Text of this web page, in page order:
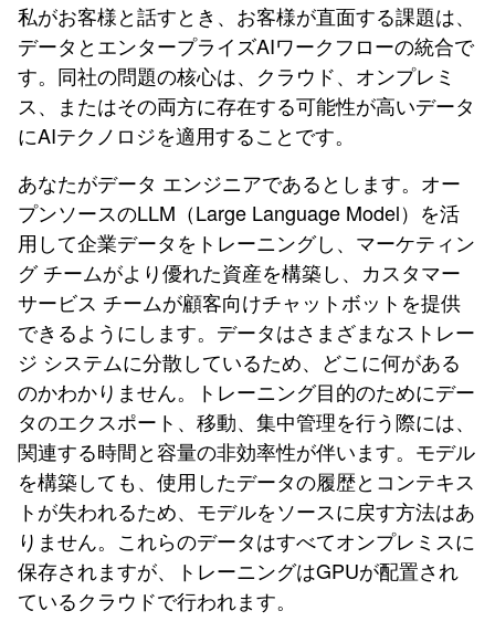
私がお客様と話すとき、お客様が直面する課題は、
データとエンタープライズAIワークフローの統合で
す。同社の問題の核心は、クラウド、オンプレミ
ス、またはその両方に存在する可能性が高いデータ
にAIテクノロジを適用することです。
あなたがデータ エンジニアであるとします。オー
プンソースのLLM（Large Language Model）を活
用して企業データをトレーニングし、マーケティン
グ チームがより優れた資産を構築し、カスタマー
サービス チームが顧客向けチャットボットを提供
できるようにします。データはさまざまなストレー
ジ システムに分散しているため、どこに何がある
のかわかりません。トレーニング目的のためにデー
タのエクスポート、移動、集中管理を行う際には、
関連する時間と容量の非効率性が伴います。モデル
を構築しても、使用したデータの履歴とコンテキス
トが失われるため、モデルをソースに戻す方法はあ
りません。これらのデータはすべてオンプレミスに
保存されますが、トレーニングはGPUが配置され
ているクラウドで行われます。